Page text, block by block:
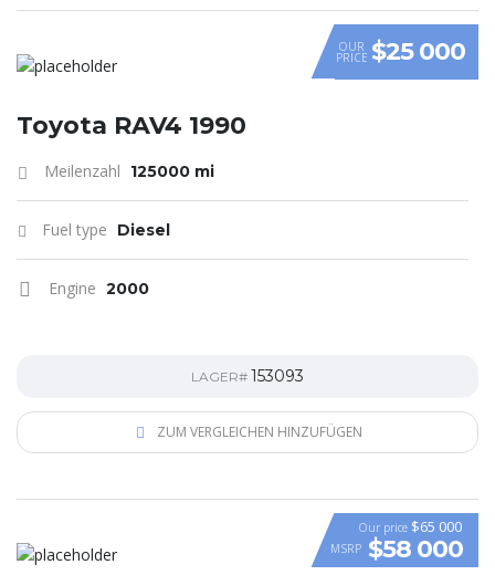
OUR
PRICE $25 000
Toyota RAV4 1990
Meilenzahl 125000 mi
Fuel type Diesel
Engine 2000
LAGER# 153093
ZUM VERGLEICHEN HINZUFÜGEN
VIDEO
Our price $65 000
MSRP $58 000